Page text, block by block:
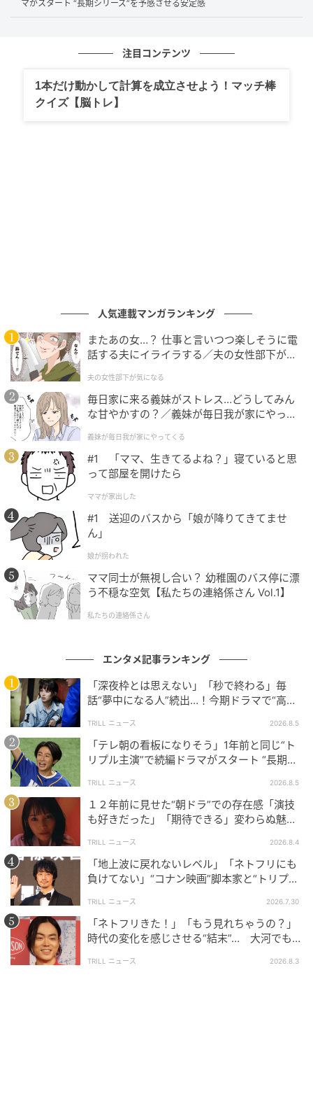
土曜ドラマ『タツキ先生は甘すぎる！』 （C）日本テレビ
また、ドラマに出演が決定している江口洋介と主題歌
になっている。フジテレビ系で放送され、社会現象を
起こすほど話題になった月9『ひとつ屋根の下』
土曜夜、心あたたまる物語と、福山雅治の新たな歌声
に注目したい。
出典：土曜ドラマ『タツキ先生は甘すぎる！』日本テ
レビ公式サイトより
日本テレビ系 土曜ドラマ『タツキ先生は甘すぎる！』
毎週土曜よる9時
2026年4月11日（土）放送開始
次の記事
#1 送迎のバスから「娘が降りてきてませ
ん」
の記事をもっとみる
マがスタート “長期シリーズ”を予感させる安定感
注目コンテンツ
1本だけ動かして計算を成立させよう！マッチ棒
クイズ【脳トレ】
人気連載マンガランキング
またあの女…？ 仕事と言いつつ楽しそうに電
話する夫にイライラする／夫の女性部下が気
夫の女性部下が気になる
毎日家に来る義妹がストレス…どうしてみん
な甘やかすの？／義妹が毎日我が家にやって
が】
義妹が毎日我が家にやってくる
#1 「ママ、生きてるよね？」寝ていると思
って部屋を開けたら
ママが家出した
#1 送迎のバスから「娘が降りてきてませ
ん」
娘が拐われた
ママ同士が無視し合い？ 幼稚園のバス停に漂
う不穏な空気【私たちの連絡係さん Vol.1】
私たちの連絡係さん
エンタメ記事ランキング
「深夜枠とは思えない」「秒で終わる」毎
話“夢中になる人”続出…！今期ドラマで“高評
TRILL ニュース 2026.8.5
「テレ朝の看板になりそう」1年前と同じ“ト
リプル主演”で続編ドラマがスタート “長期シ
TRILL ニュース 2026.8.5
１２年前に見せた“朝ドラ”での存在感「演技
も好きだった」「期待できる」変わらぬ魅力
TRILL ニュース 2026.8.4
「地上波に戻れないレベル」「ネトフリにも
負けてない」“コナン映画”脚本家と“トリプル
TRILL ニュース 2026.7.30
「ネトフリきた！」「もう見れちゃうの？」
時代の変化を感じさせる“結末”… 大河でも注
TRILL ニュース 2026.8.3